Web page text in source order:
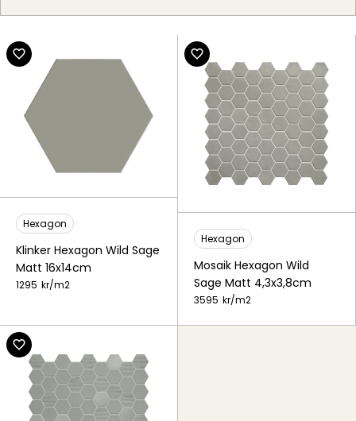
Hexagon
Klinker Hexagon Wild Sage
Matt 16x14cm
1295 kr/m2
Hexagon
Mosaik Hexagon Wild
Sage Matt 4,3x3,8cm
3595 kr/m2